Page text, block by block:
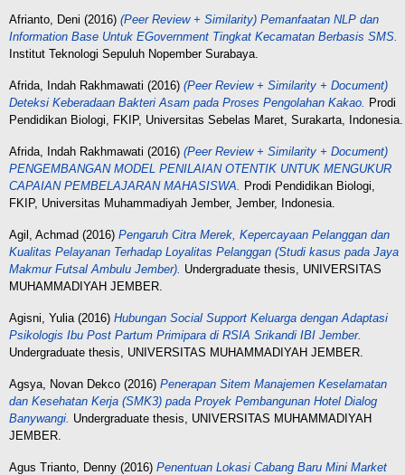
Afrianto, Deni (2016) (Peer Review + Similarity) Pemanfaatan NLP dan
Information Base Untuk EGovernment Tingkat Kecamatan Berbasis SMS.
Institut Teknologi Sepuluh Nopember Surabaya.
Afrida, Indah Rakhmawati (2016) (Peer Review + Similarity + Document)
Deteksi Keberadaan Bakteri Asam pada Proses Pengolahan Kakao. Prodi
Pendidikan Biologi, FKIP, Universitas Sebelas Maret, Surakarta, Indonesia.
Afrida, Indah Rakhmawati (2016) (Peer Review + Similarity + Document)
PENGEMBANGAN MODEL PENILAIAN OTENTIK UNTUK MENGUKUR
CAPAIAN PEMBELAJARAN MAHASISWA. Prodi Pendidikan Biologi,
FKIP, Universitas Muhammadiyah Jember, Jember, Indonesia.
Agil, Achmad (2016) Pengaruh Citra Merek, Kepercayaan Pelanggan dan
Kualitas Pelayanan Terhadap Loyalitas Pelanggan (Studi kasus pada Jaya
Makmur Futsal Ambulu Jember). Undergraduate thesis, UNIVERSITAS
MUHAMMADIYAH JEMBER.
Agisni, Yulia(2016) Hubungan Social Support Keluarga dengan Adaptasi
Psikologis Ibu Post Partum Primipara di RSIA Srikandi IBI Jember.
Undergraduate thesis, UNIVERSITAS MUHAMMADIYAH JEMBER.
Agsya, Novan Dekco (2016) Penerapan Sitem Manajemen Keselamatan
dan Kesehatan Kerja (SMK3) pada Proyek Pembangunan Hotel Dialog
Banywangi. Undergraduate thesis, UNIVERSITAS MUHAMMADIYAH
JEMBER.
Agus Trianto, Denny (2016) Penentuan Lokasi Cabang Baru Mini Market